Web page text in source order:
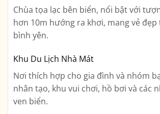
Chùa tọa lạc bên biển, nổi bật với
hơn 10m hướng ra khơi, mang vẻ
bình yên.
Khu Du Lịch Nhà Mát
Nơi thích hợp cho gia đình và nhóm
nhân tạo, khu vui chơi, hồ bơi và các
ven biển.